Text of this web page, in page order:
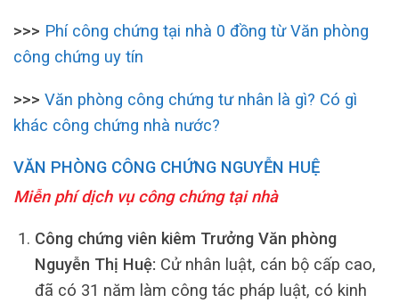
>>> Phí công chứng tại nhà 0 đồng từ Văn phòng
công chứng uy tín
>>> Văn phòng công chứng tư nhân là gì? Có gì
khác công chứng nhà nước?
VĂN PHÒNG CÔNG CHỨNG NGUYỄN HUỆ
Miễn phí dịch vụ công chứng tại nhà
Công chứng viên kiêm Trưởng Văn phòng
Nguyễn Thị Huệ: Cử nhân luật, cán bộ cấp cao,
đã có 31 năm làm công tác pháp luật, có kinh